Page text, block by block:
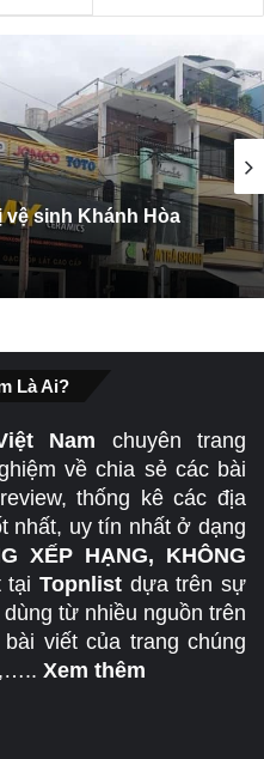
vệ sinh tại Hải
Là Ai?
Nam chuyên trang
về chia sẻ các bài
thống kê các địa
nhất, uy tín nhất ở dạng
XẾP HẠNG, KHÔNG
tạiTopnlist dựa trên sự
từ nhiều nguồn trên
viết của trang chúng
Xem thêm